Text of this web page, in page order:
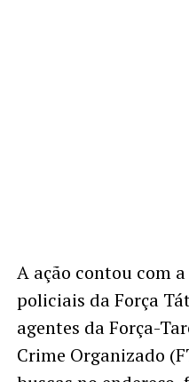
A ação contou com
policiais da Força
agentes da Força-
Crime Organizado